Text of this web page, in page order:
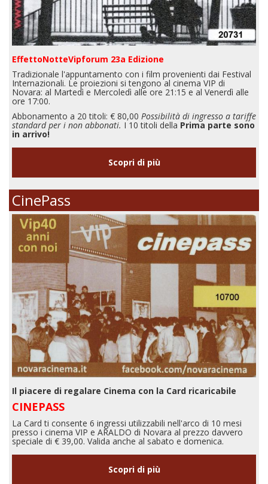
EffettoNotteVipforum 23a Edizione
Tradizionale l'appuntamento con i film provenienti dai Festival
Internazionali. Le proiezioni si tengono al cinema VIP di
Novara: al Martedì e Mercoledì alle ore 21:15 e al Venerdì alle
ore 17:00.
Abbonamento a 20 titoli: € 80,00 Possibilità di ingresso a tariffe
standard per i non abbonati. I 10 titoli della Prima parte sono
in arrivo!
Scopri di più
CinePass
Il piacere di regalare Cinema con la Card ricaricabile
CINEPASS
La Card ti consente 6 ingressi utilizzabili nell'arco di 10 mesi
presso i cinema VIP e ARALDO di Novara al prezzo davvero
speciale di € 39,00. Valida anche al sabato e domenica.
Scopri di più